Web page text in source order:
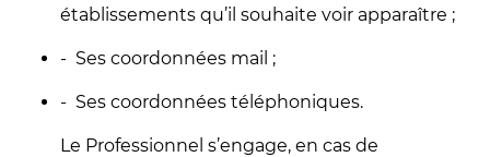
établissements qu’il souhaite voir apparaître ;
- Ses coordonnées mail ;
- Ses coordonnées téléphoniques.
Le Professionnel s’engage, en cas de